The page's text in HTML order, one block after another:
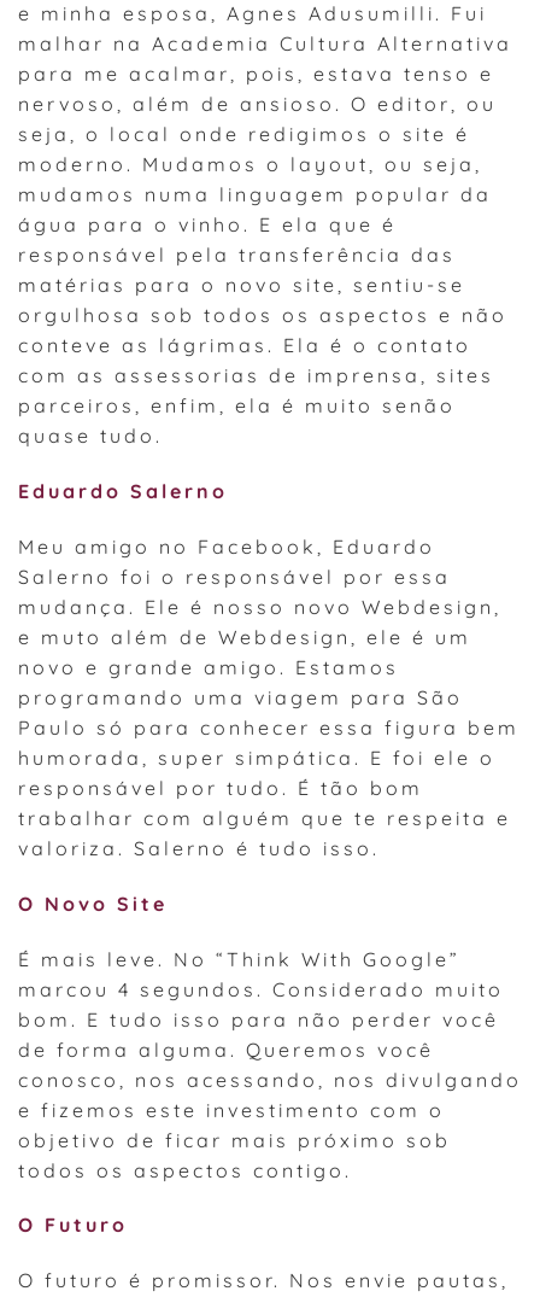
e minha esposa, Agnes Adusumilli. Fui
malhar na Academia Cultura Alternativa
para me acalmar, pois, estava tenso e
nervoso, além de ansioso. O editor, ou
seja, o local onde redigimos o site é
moderno. Mudamos o layout, ou seja,
mudamos numa linguagem popular da
água para o vinho. E ela que é
responsável pela transferência das
matérias para o novo site, sentiu-se
orgulhosa sob todos os aspectos e não
conteve as lágrimas. Ela é o contato
com as assessorias de imprensa, sites
parceiros, enfim, ela é muito senão
quase tudo.
Eduardo Salerno
Meu amigo no Facebook, Eduardo
Salerno foi o responsável por essa
mudança. Ele é nosso novo Webdesign,
e muto além de Webdesign, ele é um
novo e grande amigo. Estamos
programando uma viagem para São
Paulo só para conhecer essa figura bem
humorada, super simpática. E foi ele o
responsável por tudo. É tão bom
trabalhar com alguém que te respeita e
valoriza. Salerno é tudo isso.
O Novo Site
É mais leve. No “Think With Google”
marcou 4 segundos. Considerado muito
bom. E tudo isso para não perder você
de forma alguma. Queremos você
conosco, nos acessando, nos divulgando
e fizemos este investimento com o
objetivo de ficar mais próximo sob
todos os aspectos contigo.
O Futuro
O futuro é promissor. Nos envie pautas,